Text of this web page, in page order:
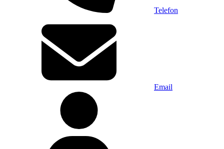
Telefon
Email